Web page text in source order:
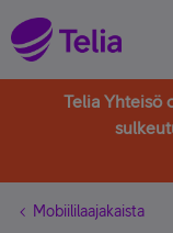
Telia Yhteisö
Mobiililaajakaista